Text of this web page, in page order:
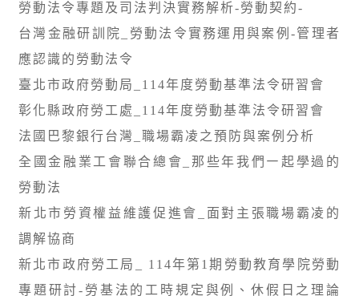
勞動法令專題及司法判決實務解析-勞動契約-
台灣金融研訓院_勞動法令實務運用與案例-管理者
應認識的勞動法令
臺北市政府勞動局_114年度勞動基準法令研習會
彰化縣政府勞工處_114年度勞動基準法令研習會
法國巴黎銀行台灣_職場霸凌之預防與案例分析
全國金融業工會聯合總會_那些年我們㇐起學過的
勞動法
新北市勞資權益維護促進會_面對主張職場霸凌的
調解協商
新北市政府勞工局_ 114年第1期勞動教育學院勞動
專題研討-勞基法的工時規定與例、休假日之理論